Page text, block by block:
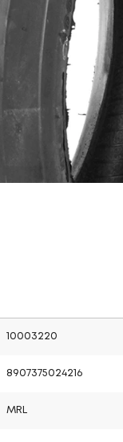
10003220
8907375024216
MRL